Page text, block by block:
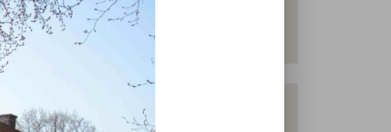
und die anschließende Logistik übernehmen
unseren Hofladen.